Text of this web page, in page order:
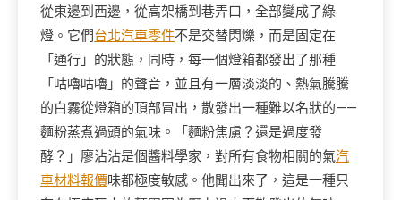
從東邊到西邊，從高架橋到巷弄口，全部變成了綠
燈。它們台北汽車零件不是交替閃爍，而是固定在
「通行」的狀態，同時，每一個燈箱都發出了那種
「咕嚕咕嚕」的聲音，並且有一層淡淡的、熱氣騰騰
的白霧從燈箱的頂部冒出，散發出一種難以名狀的——
麵粉蒸煮過頭的氣味。「麵粉焦慮？還是過度發
酵？」廖沾沾是個醬料學家，對所有食物相關的氣汽
車材料報價味都極度敏感。他聞出來了，這是一種只